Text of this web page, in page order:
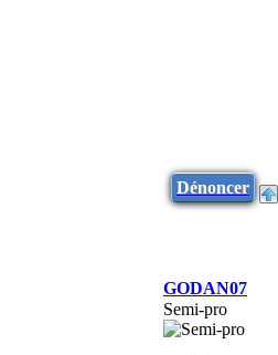
Dénoncer
GODAN07
Semi-pro